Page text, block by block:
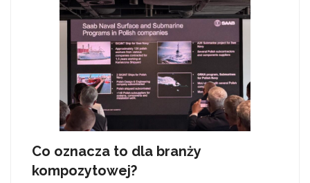
Co oznacza to dla branży
kompozytowej?